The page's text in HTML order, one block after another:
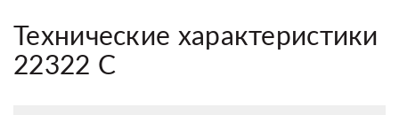
Технические характеристики
22322 C